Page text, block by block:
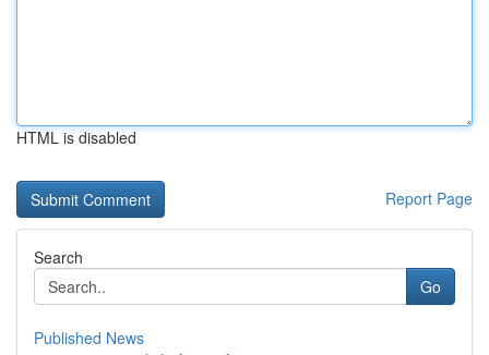
HTML is disabled
Report Page
Search
Go
Published News